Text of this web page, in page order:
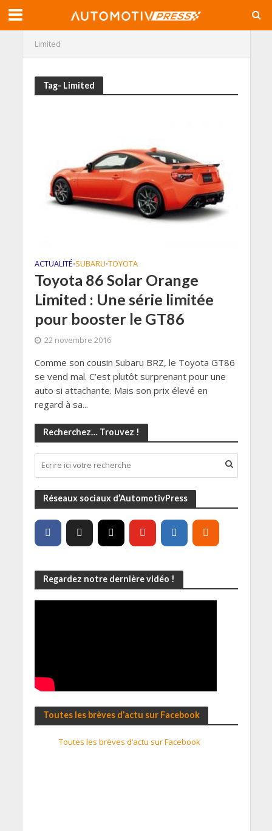
Limited
Tag- Limited
ACTUALITÉ•SUBARU•TOYOTA
Toyota 86 Solar Orange
Limited : Une série limitée
pour booster le GT86
22 novembre 2016
Comme son cousin Subaru BRZ, le Toyota GT86
se vend mal. C’est plutôt surprenant pour une
auto si attachante. Mais son prix élevé en
regard à sa...
Recherchez… Trouvez !
Réseaux sociaux d’AutomotivPress
Regardez notre dernière vidéo !
Toutes les brèves d’actu sur Facebook
Toutes les brèves d’actu sur Facebook